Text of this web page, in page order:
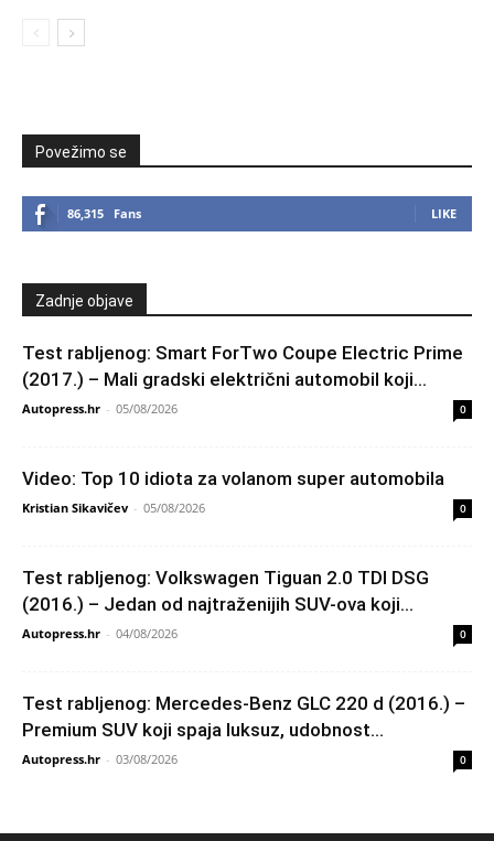
Povežimo se
86,315 Fans LIKE
Zadnje objave
Test rabljenog: Smart ForTwo Coupe Electric Prime
(2017.) – Mali gradski električni automobil koji...
Autopress.hr - 05/08/2026 0
Video: Top 10 idiota za volanom super automobila
Kristian Sikavičev - 05/08/2026 0
Test rabljenog: Volkswagen Tiguan 2.0 TDI DSG
(2016.) – Jedan od najtraženijih SUV-ova koji...
Autopress.hr - 04/08/2026 0
Test rabljenog: Mercedes-Benz GLC 220 d (2016.) –
Premium SUV koji spaja luksuz, udobnost...
Autopress.hr - 03/08/2026 0